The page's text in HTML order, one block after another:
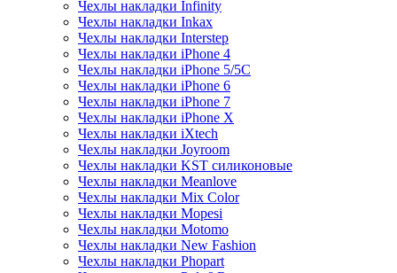
Чехлы накладки Infinity
Чехлы накладки Inkax
Чехлы накладки Interstep
Чехлы накладки iPhone 4
Чехлы накладки iPhone 5/5С
Чехлы накладки iPhone 6
Чехлы накладки iPhone 7
Чехлы накладки iPhone X
Чехлы накладки iXtech
Чехлы накладки Joyroom
Чехлы накладки KST силиконовые
Чехлы накладки Meanlove
Чехлы накладки Mix Color
Чехлы накладки Mopesi
Чехлы накладки Motomo
Чехлы накладки New Fashion
Чехлы накладки Phopart